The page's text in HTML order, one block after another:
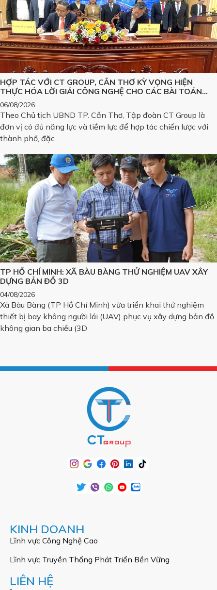
HỢP TÁC VỚI CT GROUP, CẦN THƠ KỲ VỌNG HIỆN
THỰC HÓA LỜI GIẢI CÔNG NGHỆ CHO CÁC BÀI TOÁN
LỚN
06/08/2026
Theo Chủ tịch UBND TP. Cần Thơ, Tập đoàn CT Group là
đơn vị có đủ năng lực và tiềm lực để hợp tác chiến lược với
thành phố, đặc
TP HỒ CHÍ MINH: XÃ BÀU BÀNG THỬ NGHIỆM UAV XÂY
DỰNG BẢN ĐỒ 3D
04/08/2026
Xã Bàu Bàng (TP Hồ Chí Minh) vừa triển khai thử nghiệm
thiết bị bay không người lái (UAV) phục vụ xây dựng bản đồ
không gian ba chiều (3D
KINH DOANH
Lĩnh vực Công Nghệ Cao
Lĩnh vực Truyền Thống Phát Triển Bền Vững
LIÊN HỆ